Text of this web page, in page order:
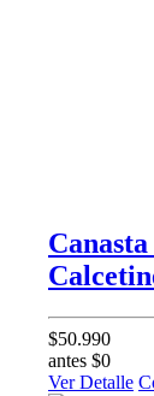
$50.990
antes $0
Ver Detalle